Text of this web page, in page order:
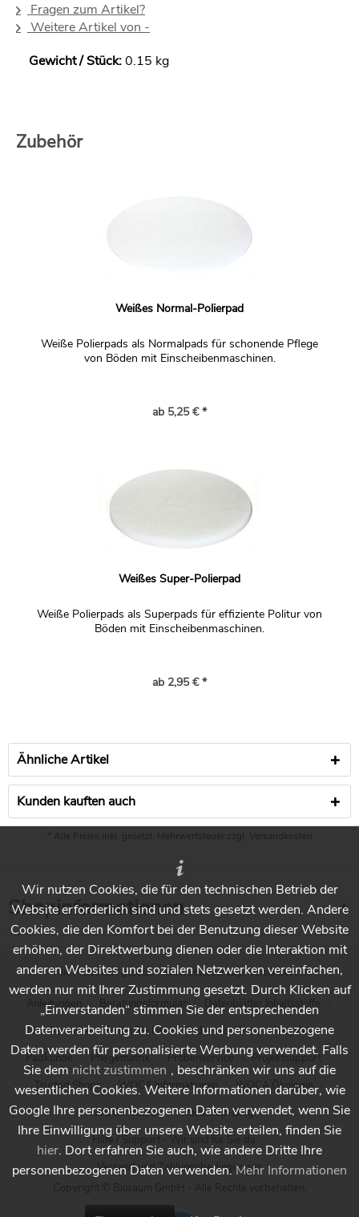
Fragen zum Artikel?
Weitere Artikel von -
Gewicht / Stück:0.15 kg
Zubehör
Weißes Normal-Polierpad
Weiße Polierpads als Normalpads für schonende Pflege
von Böden mit Einscheibenmaschinen.
ab 5,25 € *
Weißes Super-Polierpad
Weiße Polierpads als Superpads für effiziente Politur von
Böden mit Einscheibenmaschinen.
ab 2,95 € *
Ähnliche Artikel
Kunden kauften auch
* Alle Preise inkl. gesetzl. Mehrwertsteuer zzgl. Versandkosten
Shopinformationen
* Alle Preise inkl. gesetzl. Mehrwertsteuer zzgl.Versandkosten
Anleitungen Beratungsformular
Datenblätter Inhaltsstoffe
Händlersuche - Finden Sie Ihren Händler vor Ort
Holzpflege
Padkunde
Pflegematrix Probenservice
Projektsupport
Trusted Shops
WOCA Informationen
WOCA Ökologie
WOCA Videos
Wocashop-Blog
Hilfe / Support - Wir sind für Sie da
Versand und Zahlungsbedingungen
Wir nutzen Cookies, die für den technischen Betrieb der
Website erforderlich sind und stets gesetzt werden. Andere
Cookies, die den Komfort bei der Benutzung dieser Website
erhöhen, der Direktwerbung dienen oder die Interaktion mit
anderen Websites und sozialen Netzwerken vereinfachen,
werden nur mit Ihrer Zustimmung gesetzt. Durch Klicken auf
„Einverstanden“ stimmen Sie der entsprechenden
Datenverarbeitung zu. Cookies und personenbezogene
Daten werden für personalisierte Werbung verwendet. Falls
Sie dem nicht zustimmen , beschränken wir uns auf die
wesentlichen Cookies. Weitere Informationen darüber, wie
Google Ihre personenbezogenen Daten verwendet, wenn Sie
Ihre Einwilligung über unsere Website erteilen, finden Sie
hier. Dort erfahren Sie auch, wie andere Dritte Ihre
personenbezogenen Daten verwenden. Mehr Informationen